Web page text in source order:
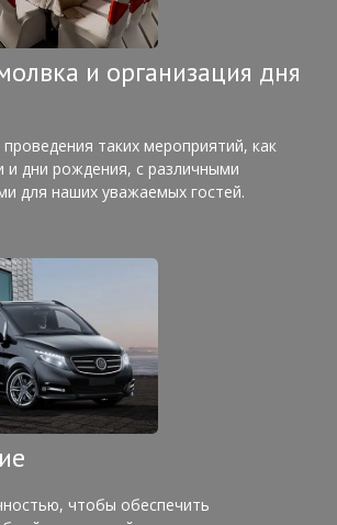
и организация дня
таких мероприятий, как
и дни рождения, с различными
для наших уважаемых гостей.
чтобы обеспечить